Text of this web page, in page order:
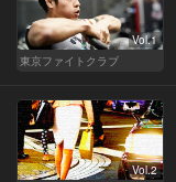
Vol.1
東京ファイトクラブ
Vol.2